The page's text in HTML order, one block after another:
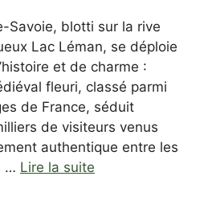
blotti sur la rive
Lac Léman, se déploie
et de charme :
fleuri, classé parmi
de France, séduit
de visiteurs venus
authentique entre les
… Lire la suite